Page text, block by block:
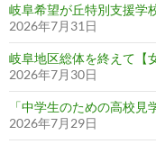
岐阜希望が丘特別支援学
2026年7月31日
岐阜地区総体を終えて【
2026年7月30日
「中学生のための高校
2026年7月29日